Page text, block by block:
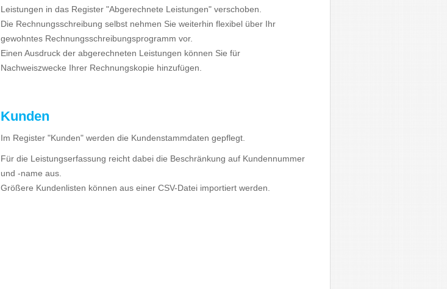
Leistungen in das Register "Abgerechnete Leistungen" verschoben.
Die Rechnungsschreibung selbst nehmen Sie weiterhin flexibel über Ihr
gewohntes Rechnungsschreibungsprogramm vor.
Einen Ausdruck der abgerechneten Leistungen können Sie für
Nachweiszwecke Ihrer Rechnungskopie hinzufügen.
Kunden
Im Register "Kunden" werden die Kundenstammdaten gepflegt.
Für die Leistungserfassung reicht dabei die Beschränkung auf Kundennummer
und -name aus.
Größere Kundenlisten können aus einer CSV-Datei importiert werden.